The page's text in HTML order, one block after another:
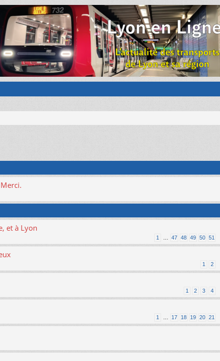
et à Lyon
1 47 48 49 50 51
1 2
1 2 3 4
1 17 18 19 20 21